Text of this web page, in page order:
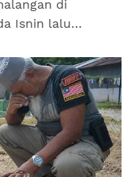
di
Isnin lalu